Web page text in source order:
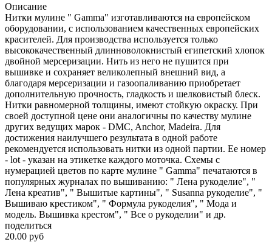
Описание
Нитки мулине " Gamma" изготавливаются на европейском
оборудовании, с использованием качественных европейских
красителей. Для производства используется только
высококачественный длинноволокнистый египетский хлопок
двойной мерсеризации. Нить из него не пушится при
вышивке и сохраняет великолепный внешний вид, а
благодаря мерсеризации и газоопаливанию приобретает
дополнительную прочность, гладкость и шелковистый блеск.
Нитки равномерной толщины, имеют стойкую окраску. При
своей доступной цене они аналогичны по качеству мулине
других ведущих марок - DMC, Anchor, Madeira. Для
достижения наилучшего результата в одной работе
рекомендуется использовать нитки из одной партии. Ее номер
- lot - указан на этикетке каждого моточка. Схемы с
нумерацией цветов по карте мулине " Gamma" печатаются в
популярных журналах по вышиванию: " Лена рукоделие", "
Лена креатив", " Вышитые картины", " Susanna рукоделие", "
Вышиваю крестиком", " Формула рукоделия", " Мода и
модель. Вышивка крестом", " Все о рукоделии" и др.
поделиться
20.00 руб